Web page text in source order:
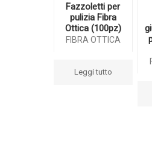
Fazzoletti per
pulizia Fibra
Ottica (100pz)
FIBRA OTTICA
Leggi tutto